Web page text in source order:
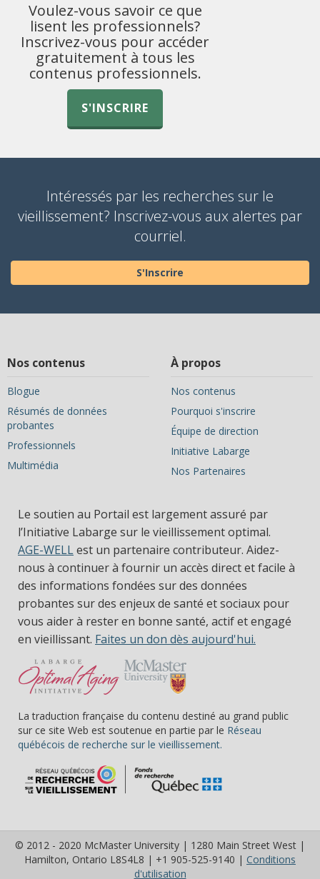
Voulez-vous savoir ce que
lisent les professionnels?
Inscrivez-vous pour accéder
gratuitement à tous les
contenus professionnels.
S'INSCRIRE
Intéressés par les recherches sur le
vieillissement? Inscrivez-vous aux alertes par
courriel.
S'Inscrire
Nos contenus
Blogue
Résumés de données
probantes
Professionnels
Multimédia
À propos
Nos contenus
Pourquoi s'inscrire
Équipe de direction
Initiative Labarge
Nos Partenaires
Le soutien au Portail est largement assuré par
l’Initiative Labarge sur le vieillissement optimal.
AGE-WELLest un partenaire contributeur. Aidez-
nous à continuer à fournir un accès direct et facile à
des informations fondées sur des données
probantes sur des enjeux de santé et sociaux pour
vous aider à rester en bonne santé, actif et engagé
en vieillissant. Faites un don dès aujourd'hui.
La traduction française du contenu destiné au grand public
sur ce site Web est soutenue en partie par le Réseau
québécois de recherche sur le vieillissement.
© 2012 - 2020 McMaster University | 1280 Main Street West |
Hamilton, Ontario L8S4L8 | +1 905-525-9140 | Conditions
d'utilisation(s’ouvre dans une nouvelle